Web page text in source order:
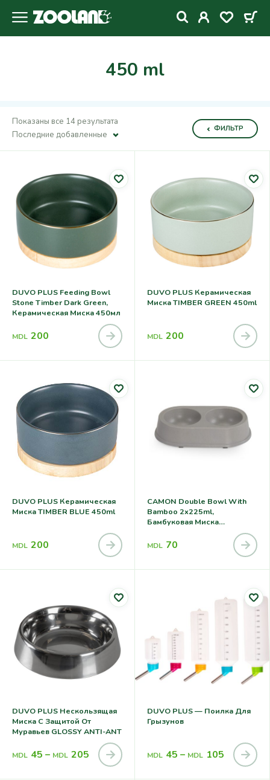
450 ml
Показаны все 14 результата
Последние добавленные
ФИЛЬТР
DUVO PLUS Feeding Bowl
Stone Timber Dark Green,
Керамическая Миска 450мл
MDL 200
DUVO PLUS Керамическая
Миска TIMBER GREEN 450ml
MDL 200
DUVO PLUS Керамическая
Миска TIMBER BLUE 450ml
MDL 200
CAMON Double Bowl With
Bamboo 2x225ml,
Бамбуковая Миска
MDL 70
DUVO PLUS Нескользящая
Миска С Защитой От
Муравьев GLOSSY ANTI-ANT
MDL 45 – MDL 205
DUVO PLUS — Поилка Для
Грызунов
MDL 45 – MDL 105